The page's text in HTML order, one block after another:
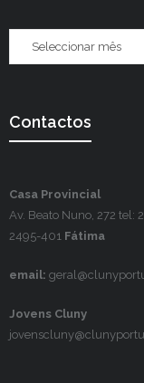
Contactos
Casa Provincial
Av. Beato Nuno, 272 tel:
2495-401 Fátima
email:
Jovens Cluny